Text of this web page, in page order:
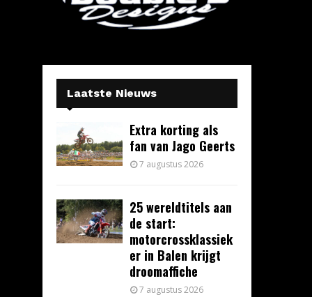
Laatste Nieuws
Extra korting als
fan van Jago Geerts
7 augustus 2026
25 wereldtitels aan
de start:
motorcrossklassiek
er in Balen krijgt
droomaffiche
7 augustus 2026